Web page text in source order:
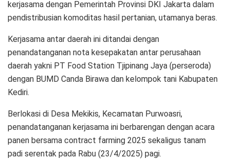
kerjasama dengan Pemerintah Provinsi DKI Jakarta dalam
pendistribusian komoditas hasil pertanian, utamanya beras.
Kerjasama antar daerah ini ditandai dengan
penandatanganan nota kesepakatan antar perusahaan
daerah yakni PT Food Station Tjipinang Jaya (perseroda)
dengan BUMD Canda Birawa dan kelompok tani Kabupaten
Kediri.
Berlokasi di Desa Mekikis, Kecamatan Purwoasri,
penandatanganan kerjasama ini berbarengan dengan acara
panen bersama contract farming 2025 sekaligus tanam
padi serentak pada Rabu (23/4/2025) pagi.